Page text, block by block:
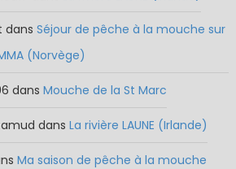
dans Séjour de pêche à la mouche sur
(Norvège)
dans Mouche de la St Marc
dans La rivière LAUNE (Irlande)
Ma saison de pêche à la mouche